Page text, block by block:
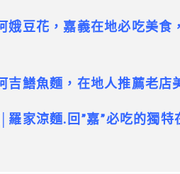
娥豆花，嘉義在地必吃美
吉鱔魚麵，在地人推薦老
家涼麵.回”嘉”必吃的獨特